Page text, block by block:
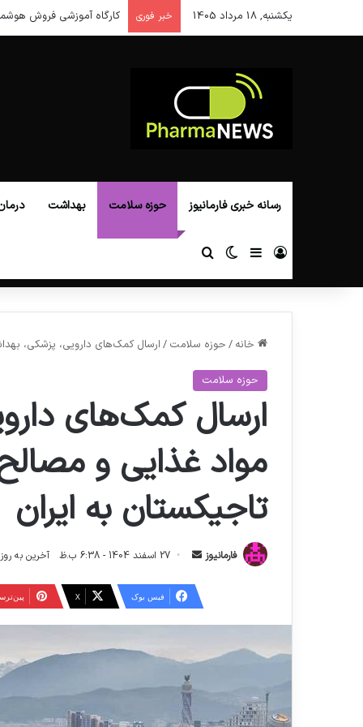
یکشنبه, 18 مرداد 1405 خبر فوری کارگاه آموزشی فروش
رسانه خبری فارمانیوز حوزه سلامت بهداشت
ورود سایدبارتغییر پوسته
خانه / حوزه سلامت / ارسال کمک‌های دارویی، پزشکی،
حوزه سلامت
ارسال کمک‌های
مواد غذایی و
تاجیکستان به ایران
فارمانیوز
س
ی
م
ی
27 اسفند 1404 - 6:38 ب.ظ آخرین به روز رسانی: 27
فیس بوک X